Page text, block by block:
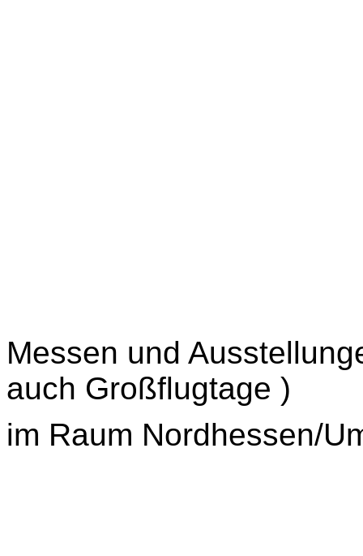
Messen und
auch Großflugtage )
im Raum Nordhessen/